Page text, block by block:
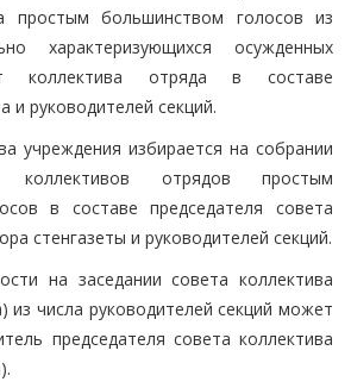
простым большинством голосов из
характеризующихся осужденных
коллектива отряда в составе
и руководителей секций.
учреждения избирается на собрании
коллективов отрядов простым
в составе председателя совета
стенгазеты и руководителей секций.
на заседании совета коллектива
из числа руководителей секций может
председателя совета коллектива